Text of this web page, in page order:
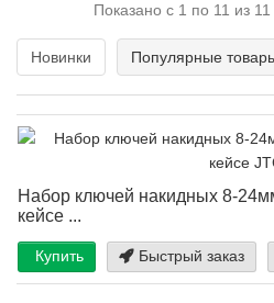
Показано с 1 по 11 из
Новинки Популярные
Набор ключей накидных 8-
кейсе ...
Купить Быстрый заказ